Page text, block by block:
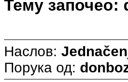
Тему започео:
Наслов:
Порука од: